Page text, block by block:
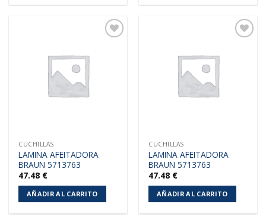
CUCHILLAS
LAMINA AFEITADORA
BRAUN 5713763
47.48 €
AÑADIR AL CARRITO
CUCHILLAS
LAMINA AFEITADORA
BRAUN 5713763
47.48 €
AÑADIR AL CARRITO